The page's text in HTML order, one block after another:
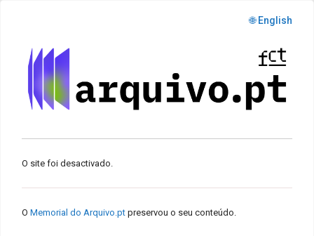
🌐 English
O site foi desactivado.
O Memorial do Arquivo.pt preservou o seu conteúdo.